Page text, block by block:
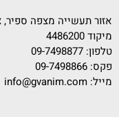
אזור תעשייה מצפה ספיר,
מיקוד 4486200
טלפון: 09-7498877
פקס: 09-7498866
מייל: info@gvanim.com